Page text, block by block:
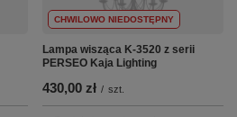
CHWILOWO NIEDOSTĘPNY
Lampa wisząca K-3520 z serii
PERSEO Kaja Lighting
430,00 zł / szt.